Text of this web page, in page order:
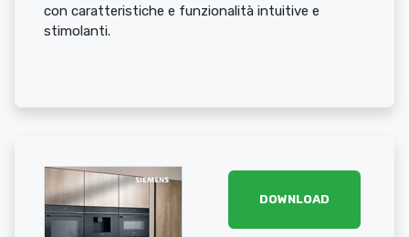
con caratteristiche e funzionalità intuitive e
stimolanti.
DOWNLOAD